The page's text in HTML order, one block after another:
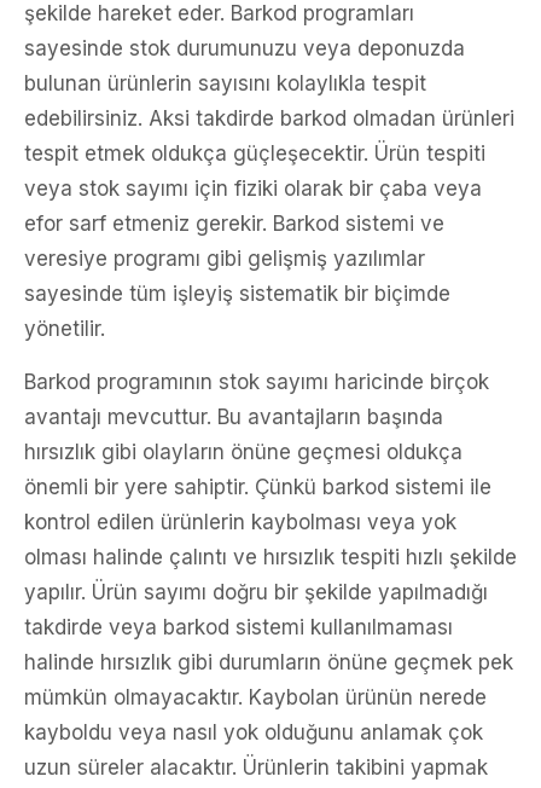
şekilde hareket eder. Barkod programları
sayesinde stok durumunuzu veya deponuzda
bulunan ürünlerin sayısını kolaylıkla tespit
edebilirsiniz. Aksi takdirde barkod olmadan ürünleri
tespit etmek oldukça güçleşecektir. Ürün tespiti
veya stok sayımı için fiziki olarak bir çaba veya
efor sarf etmeniz gerekir. Barkod sistemi ve
veresiye programı gibi gelişmiş yazılımlar
sayesinde tüm işleyiş sistematik bir biçimde
yönetilir.
Barkod programının stok sayımı haricinde birçok
avantajı mevcuttur. Bu avantajların başında
hırsızlık gibi olayların önüne geçmesi oldukça
önemli bir yere sahiptir. Çünkü barkod sistemi ile
kontrol edilen ürünlerin kaybolması veya yok
olması halinde çalıntı ve hırsızlık tespiti hızlı şekilde
yapılır. Ürün sayımı doğru bir şekilde yapılmadığı
takdirde veya barkod sistemi kullanılmaması
halinde hırsızlık gibi durumların önüne geçmek pek
mümkün olmayacaktır. Kaybolan ürünün nerede
kayboldu veya nasıl yok olduğunu anlamak çok
uzun süreler alacaktır. Ürünlerin takibini yapmak